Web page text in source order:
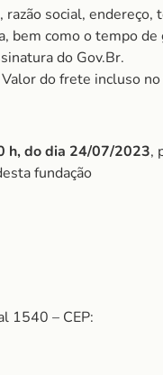
social,
bem como o tempo
do Gov.Br.
do frete incluso
h, do dia 24/07/2023,
fundação
1540 – CEP: